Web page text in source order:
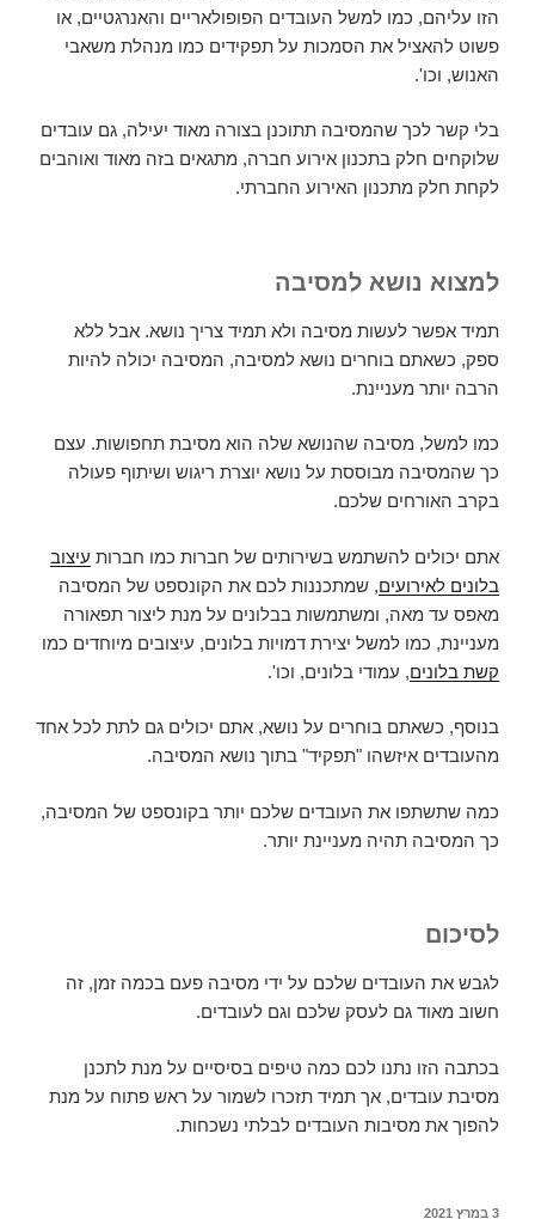
הזו עליהם, כמו למשל העובדים הפופולאריים והאנרגטיים, או
פשוט להאציל את הסמכות על תפקידים כמו מנהלת משאבי
האנוש, וכו'.
בלי קשר לכך שהמסיבה תתוכנן בצורה מאוד יעילה, גם עובדים
שלוקחים חלק בתכנון אירוע חברה, מתגאים בזה מאוד ואוהבים
לקחת חלק מתכנון האירוע החברתי.
למצוא נושא למסיבה
תמיד אפשר לעשות מסיבה ולא תמיד צריך נושא. אבל ללא
ספק, כשאתם בוחרים נושא למסיבה, המסיבה יכולה להיות
הרבה יותר מעניינת.
כמו למשל, מסיבה שהנושא שלה הוא מסיבת תחפושות. עצם
כך שהמסיבה מבוססת על נושא יוצרת ריגוש ושיתוף פעולה
בקרב האורחים שלכם.
אתם יכולים להשתמש בשירותים של חברות כמו חברות עיצוב
בלונים לאירועים, שמתכננות לכם את הקונספט של המסיבה
מאפס עד מאה, ומשתמשות בבלונים על מנת ליצור תפאורה
מעניינת, כמו למשל יצירת דמויות בלונים, עיצובים מיוחדים כמו
קשת בלונים, עמודי בלונים, וכו'.
בנוסף, כשאתם בוחרים על נושא, אתם יכולים גם לתת לכל אחד
מהעובדים איזשהו "תפקיד" בתוך נושא המסיבה.
כמה שתשתפו את העובדים שלכם יותר בקונספט של המסיבה,
כך המסיבה תהיה מעניינת יותר.
לסיכום
לגבש את העובדים שלכם על ידי מסיבה פעם בכמה זמן, זה
חשוב מאוד גם לעסק שלכם וגם לעובדים.
בכתבה הזו נתנו לכם כמה טיפים בסיסיים על מנת לתכנן
מסיבת עובדים, אך תמיד תזכרו לשמור על ראש פתוח על מנת
להפוך את מסיבות העובדים לבלתי נשכחות.
פורסם
3 במרץ 2021